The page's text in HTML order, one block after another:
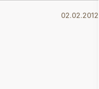
02.02.2012